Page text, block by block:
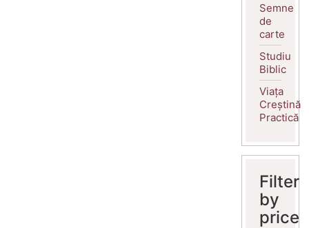
Semne
de
carte
Studiu
Biblic
Viața
Creștină
Practică
Filter
by
price